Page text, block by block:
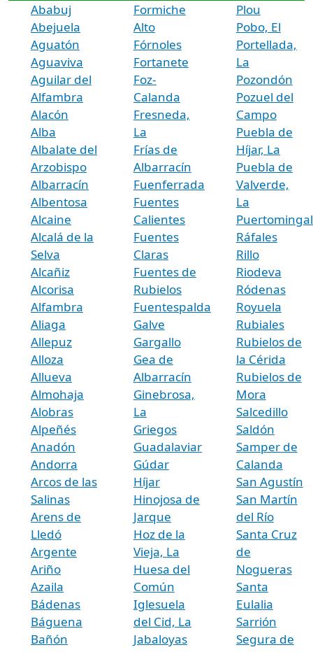
Ababuj
Abejuela
Aguatón
Aguaviva
Aguilar del
Alfambra
Alacón
Alba
Albalate del
Arzobispo
Albarracín
Albentosa
Alcaine
Alcalá de la
Selva
Alcañiz
Alcorisa
Alfambra
Aliaga
Allepuz
Alloza
Allueva
Almohaja
Alobras
Alpeñés
Anadón
Andorra
Arcos de las
Salinas
Arens de
Lledó
Argente
Ariño
Azaila
Bádenas
Báguena
Bañón
Formiche
Alto
Fórnoles
Fortanete
Foz-
Calanda
Fresneda,
La
Frías de
Albarracín
Fuenferrada
Fuentes
Calientes
Fuentes
Claras
Fuentes de
Rubielos
Fuentespalda
Galve
Gargallo
Gea de
Albarracín
Ginebrosa,
La
Griegos
Guadalaviar
Gúdar
Híjar
Hinojosa de
Jarque
Hoz de la
Vieja, La
Huesa del
Común
Iglesuela
del Cid, La
Jabaloyas
Plou
Pobo, El
Portellada,
La
Pozondón
Pozuel del
Campo
Puebla de
Híjar, La
Puebla de
Valverde,
La
Ráfales
Rillo
Riodeva
Ródenas
Royuela
Rubiales
Rubielos de
la Cérida
Rubielos de
Mora
Salcedillo
Saldón
Samper de
Calanda
San Agustín
San Martín
del Río
Santa Cruz
de
Nogueras
Santa
Eulalia
Sarrión
Segura de